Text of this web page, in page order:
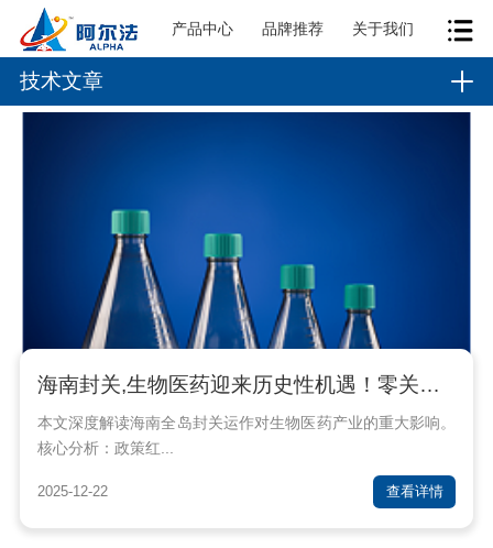
产品中心 品牌推荐 关于我们
技术文章
海南封关,生物医药迎来历史性机遇！零关税15%税制如何重塑千亿赛道？
本文深度解读海南全岛封关运作对生物医药产业的重大影响。
核心分析：政策红...
2025-12-22 查看详情